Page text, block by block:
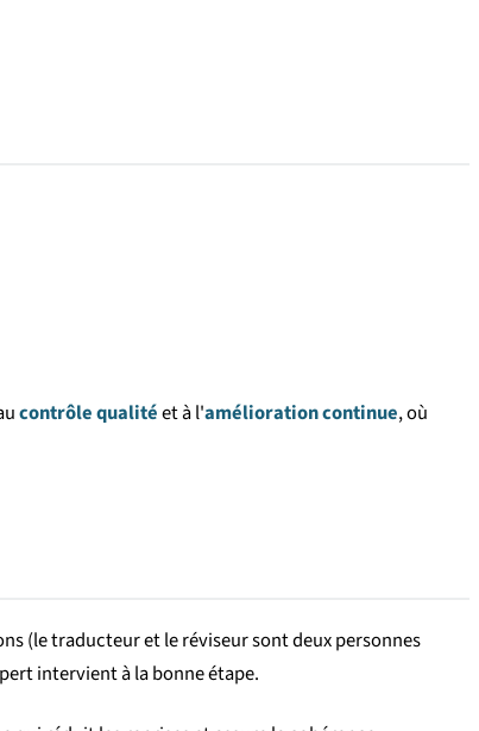
contrôle qualitéet à l'amélioration continue, où
(le traducteur et le réviseur sont deux personnes
intervient à la bonne étape.